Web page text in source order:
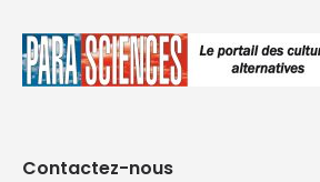
Contactez-nous